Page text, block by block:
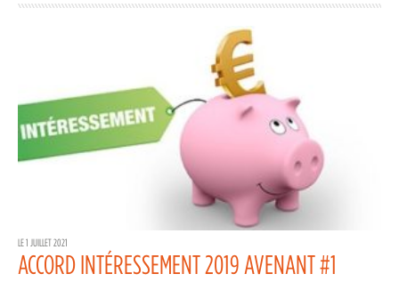
LE 1 JUILLET 2021
ACCORD INTÉRESSEMENT 2019 AVENANT #1